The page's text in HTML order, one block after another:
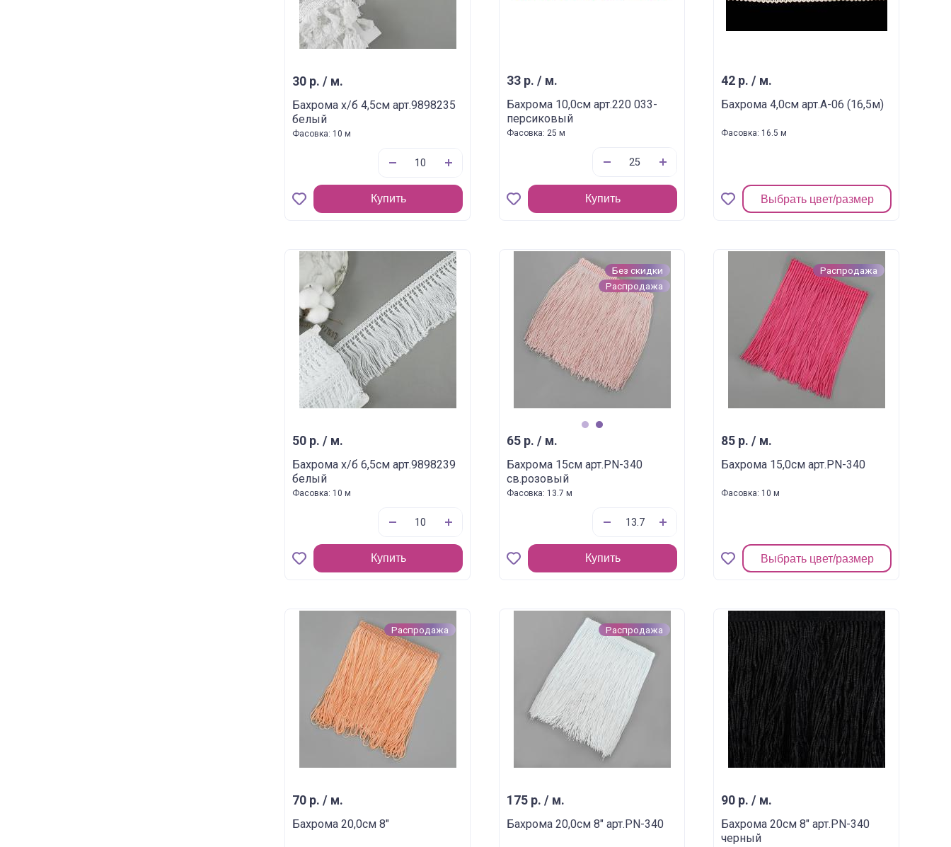
30 р. / м.
Бахрома х/б 4,5см арт.9898235
белый
Фасовка: 10 м
Купить
33 р. / м.
Бахрома 10,0см арт.220 033-
персиковый
Фасовка: 25 м
Купить
42 р. / м.
Бахрома 4,0см арт.A-06 (16,5м)
Фасовка: 16.5 м
Выбрать цвет/размер
50 р. / м.
Бахрома х/б 6,5см арт.9898239
белый
Фасовка: 10 м
Купить
Без скидки
Распродажа
65 р. / м.
Бахрома 15см арт.PN-340
св.розовый
Фасовка: 13.7 м
Купить
Распродажа
85 р. / м.
Бахрома 15,0см арт.PN-340
Фасовка: 10 м
Выбрать цвет/размер
Распродажа
70 р. / м.
Бахрома 20,0см 8"
Распродажа
175 р. / м.
Бахрома 20,0см 8" арт.PN-340
90 р. / м.
Бахрома 20см 8" арт.PN-340
черный